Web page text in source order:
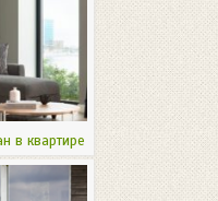
в квартире